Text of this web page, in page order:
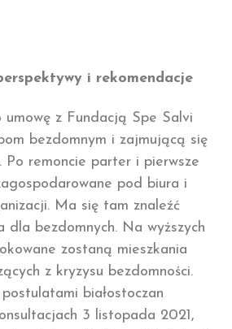
i rekomendacje
umowę z Fundacją Spe Salvi
bezdomnym i zajmującą się
Po remoncie parter i pierwsze
pod biura i
Ma się tam znaleźć
dla bezdomnych. Na wyższych
zostaną mieszkania
z kryzysu bezdomności.
białostoczan
3 listopada 2021,